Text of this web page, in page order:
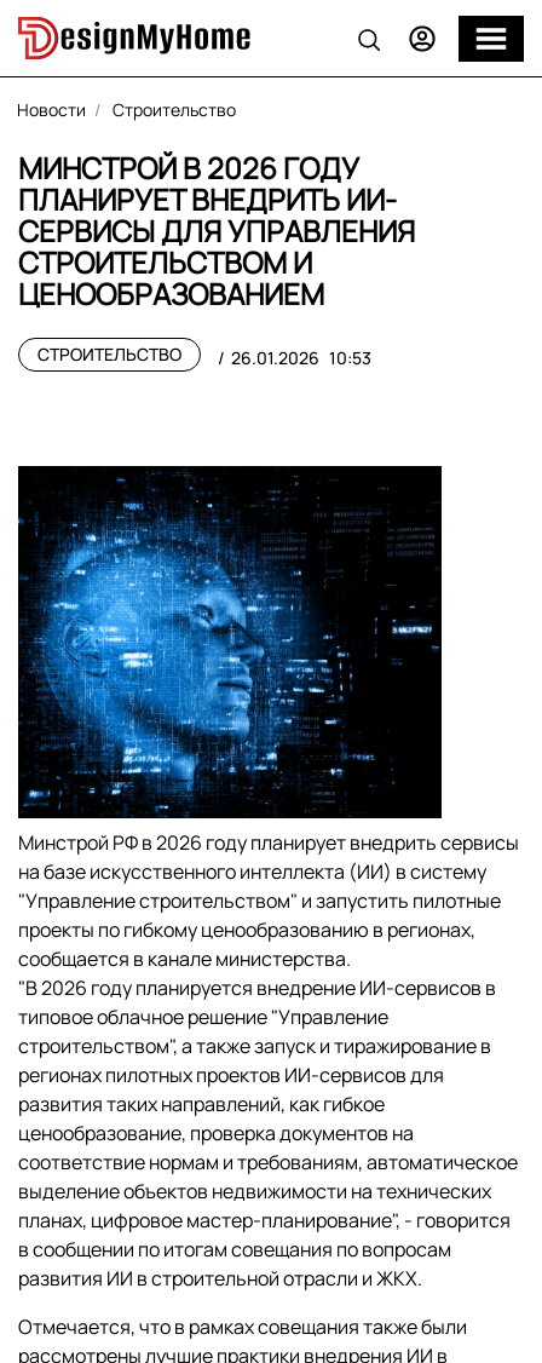
Новости Строительство
МИНСТРОЙ В 2026 ГОДУ
ПЛАНИРУЕТ ВНЕДРИТЬ ИИ-
СЕРВИСЫ ДЛЯ УПРАВЛЕНИЯ
СТРОИТЕЛЬСТВОМ И
ЦЕНООБРАЗОВАНИЕМ
СТРОИТЕЛЬСТВО 26.01.2026 10:53
Минстрой РФ в 2026 году планирует внедрить сервисы
на базе искусственного интеллекта (ИИ) в систему
"Управление строительством" и запустить пилотные
проекты по гибкому ценообразованию в регионах,
сообщается в канале министерства.
"В 2026 году планируется внедрение ИИ-сервисов в
типовое облачное решение "Управление
строительством", а также запуск и тиражирование в
регионах пилотных проектов ИИ-сервисов для
развития таких направлений, как гибкое
ценообразование, проверка документов на
соответствие нормам и требованиям, автоматическое
выделение объектов недвижимости на технических
планах, цифровое мастер-планирование", - говорится
в сообщении по итогам совещания по вопросам
развития ИИ в строительной отрасли и ЖКХ.
Отмечается, что в рамках совещания также были
рассмотрены лучшие практики внедрения ИИ в